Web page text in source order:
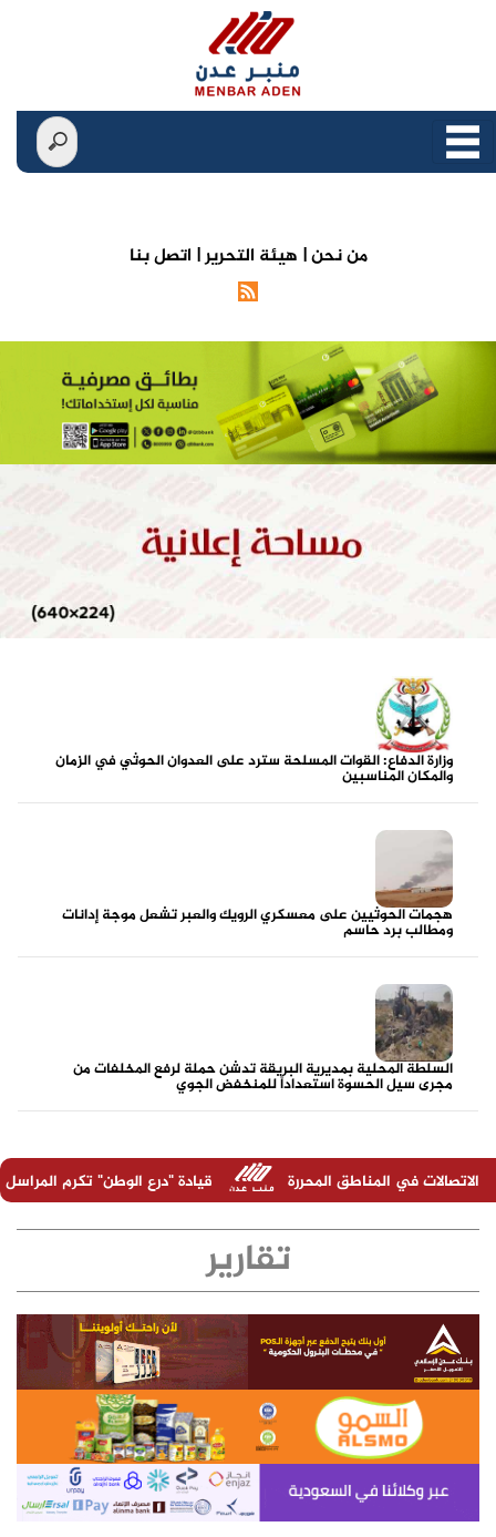
من نحن | هيئة التحرير | اتصل بنا
وزارة الدفاع: القوات المسلحة سترد على العدوان الحوثي في الزمان
والمكان المناسبين
هجمات الحوثيين على معسكري الرويك والعبر تشعل موجة إدانات
ومطالب برد حاسم
السلطة المحلية بمديرية البريقة تدشن حملة لرفع المخلفات من
مجرى سيل الحسوة استعداداً للمنخفض الجوي
المحررة قيادة "درع الوطن" تكرم المراسل الحربي عبدالرحمن
تقارير